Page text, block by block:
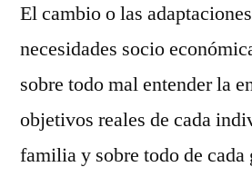
El cambio o las
necesidades socio
sobre todo mal entender la
objetivos reales de cada
familia y sobre todo de